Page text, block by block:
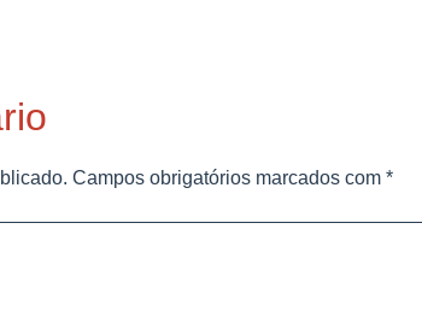
Campos obrigatórios marcados com *